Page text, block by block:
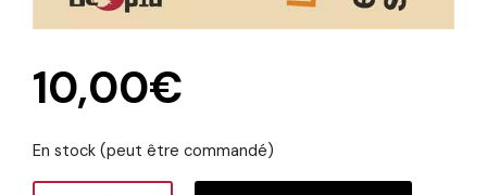
10,00€
En stock (peut être commandé)